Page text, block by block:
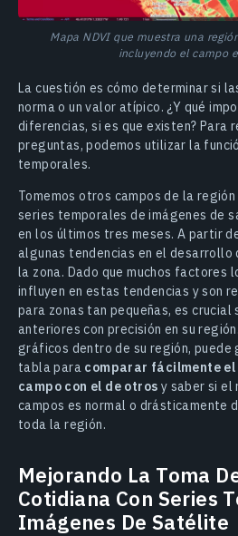
Mapa NDVI que muestra una
incluyendo el campo
La cuestión es cómo determinar si
norma o un valor atípico. ¿Y qué
diferencias, si es que existen? Para
preguntas, podemos utilizar la
temporales.
Tomemos otros campos de la
series temporales de imágenes de
en los últimos tres meses. A partir
algunas tendencias en el desarrollo
la zona. Dado que muchos factores
influyen en estas tendencias y son
para zonas tan pequeñas, es crucial
anteriores con precisión en su
gráficos dentro de su región,
tabla para comparar fácilmente el
campo con el de otros y saber si el
campos es normal o drásticamente
toda la región.
Mejorando La Toma
Cotidiana Con Series
Imágenes De Satélite